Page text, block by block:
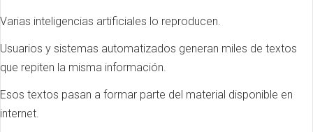
Varias inteligencias artificiales lo reproducen.
Usuarios y sistemas automatizados generan miles de textos
que repiten la misma información.
Esos textos pasan a formar parte del material disponible en
internet.